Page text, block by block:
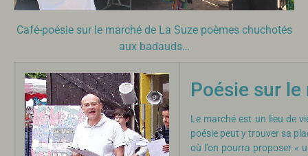
Café-poésie sur le marché de La Suze poèmes chuchotés
aux badauds…
Poésie sur le
Le marché est un lieu de
poésie peut y trouver sa
où l’on pourra proposer «